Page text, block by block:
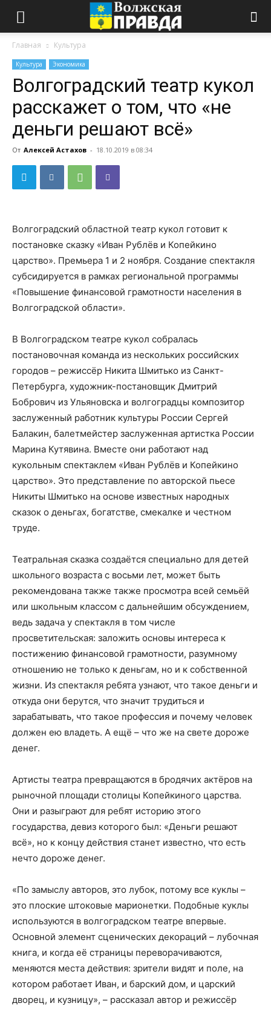
Главная Культура
Культура Экономика
Волгоградский театр кукол
расскажет о том, что «не
деньги решают всё»
От Алексей Астахов - 18.10.2019 в 08:34
Волгоградский областной театр кукол готовит к
постановке сказку «Иван Рублёв и Копейкино
царство». Премьера 1 и 2 ноября. Создание спектакля
субсидируется в рамках региональной программы
«Повышение финансовой грамотности населения в
Волгоградской области».
В Волгоградском театре кукол собралась
постановочная команда из нескольких российских
городов – режиссёр Никита Шмитько из Санкт-
Петербурга, художник-постановщик Дмитрий
Бобрович из Ульяновска и волгоградцы композитор
заслуженный работник культуры России Сергей
Балакин, балетмейстер заслуженная артистка России
Марина Кутявина. Вместе они работают над
кукольным спектаклем «Иван Рублёв и Копейкино
царство». Это представление по авторской пьесе
Никиты Шмитько на основе известных народных
сказок о деньгах, богатстве, смекалке и честном
труде.
Театральная сказка создаётся специально для детей
школьного возраста с восьми лет, может быть
рекомендована также также просмотра всей семьёй
или школьным классом с дальнейшим обсуждением,
ведь задача у спектакля в том числе
просветительская: заложить основы интереса к
постижению финансовой грамотности, разумному
отношению не только к деньгам, но и к собственной
жизни. Из спектакля ребята узнают, что такое деньги и
откуда они берутся, что значит трудиться и
зарабатывать, что такое профессия и почему человек
должен ею владеть. А ещё – что же на свете дороже
денег.
Артисты театра превращаются в бродячих актёров на
рыночной площади столицы Копейкиного царства.
Они и разыграют для ребят историю этого
государства, девиз которого был: «Деньги решают
всё», но к концу действия станет известно, что есть
нечто дороже денег.
«По замыслу авторов, это лубок, потому все куклы –
это плоские штоковые марионетки. Подобные куклы
используются в волгоградском театре впервые.
Основной элемент сценических декораций – лубочная
книга, и когда её страницы переворачиваются,
меняются места действия: зрители видят и поле, на
котором работает Иван, и барский дом, и царский
дворец, и кузницу», – рассказал автор и режиссёр